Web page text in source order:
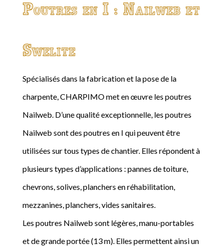
Poutres en I : Nailweb et
Swelite
Spécialisés dans la fabrication et la pose de la
charpente, CHARPIMO met en œuvre les poutres
Nailweb. D’une qualité exceptionnelle, les poutres
Nailweb sont des poutres en I qui peuvent être
utilisées sur tous types de chantier. Elles répondent à
plusieurs types d’applications : pannes de toiture,
chevrons, solives, planchers en réhabilitation,
mezzanines, planchers, vides sanitaires.
Les poutres Nailweb sont légères, manu-portables
et de grande portée (13 m). Elles permettent ainsi un